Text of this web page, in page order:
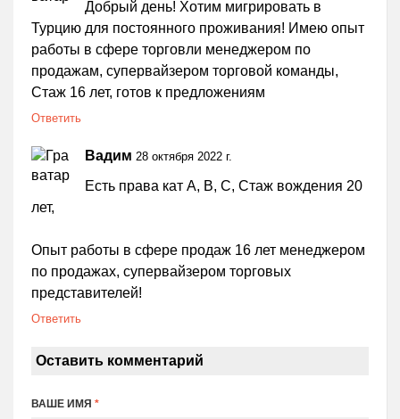
Добрый день! Хотим мигрировать в
Турцию для постоянного проживания! Имею опыт
работы в сфере торговли менеджером по
продажам, супервайзером торговой команды,
Стаж 16 лет, готов к предложениям
Ответить
Вадим 28 октября 2022 г.
Есть права кат А, В, С, Стаж вождения 20
лет,
Опыт работы в сфере продаж 16 лет менеджером
по продажах, супервайзером торговых
представителей!
Ответить
Оставить комментарий
ВАШЕ ИМЯ *